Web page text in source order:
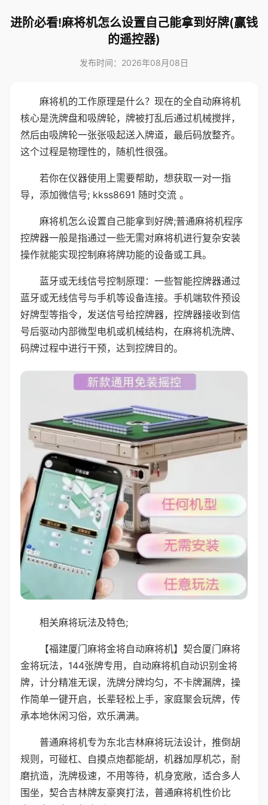
进阶必看!麻将机怎么设置自己能拿到好牌(赢钱
的遥控器)
发布时间：2026年08月08日
麻将机的工作原理是什么？现在的全自动麻将机
核心是洗牌盘和吸牌轮，牌被打乱后通过机械搅拌，
然后由吸牌轮一张张吸起送入牌道，最后码放整齐。
这个过程是物理性的，随机性很强。
若你在仪器使用上需要帮助，想获取一对一指
导，添加微信号; kkss8691 随时交流 。
麻将机怎么设置自己能拿到好牌;普通麻将机程序
控牌器一般是指通过一些无需对麻将机进行复杂安装
操作就能实现控制麻将牌功能的设备或工具。
蓝牙或无线信号控制原理：一些智能控牌器通过
蓝牙或无线信号与手机等设备连接。手机端软件预设
好牌型等指令，发送信号给控牌器，控牌器接收到信
号后驱动内部微型电机或机械结构，在麻将机洗牌、
码牌过程中进行干预，达到控牌目的。
相关麻将玩法及特色;
【福建厦门麻将金将自动麻将机】契合厦门麻将
金将玩法，144张牌专用，自动麻将机自动识别金将
牌，计分精准无误，洗牌分牌均匀，不卡牌漏牌，操
作简单一键开启，长辈轻松上手，家庭聚会玩牌，传
承本地休闲习俗，欢乐满满。
普通麻将机专为东北吉林麻将玩法设计，推倒胡
规则，可碰杠、自摸点炮都能胡，机器加厚机芯，耐
磨抗造，洗牌极速，不用等待，机身宽敞，适合多人
围坐，契合吉林牌友豪爽打法，普通麻将机性价比